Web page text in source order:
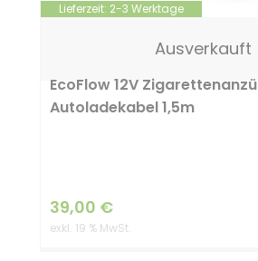
Lieferzeit: 2-3 Werktage
Ausverkauft
EcoFlow 12V
Autoladekabel 1,5m
39,00 €
exkl. 19 % MwSt.